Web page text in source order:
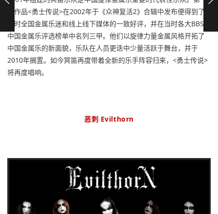
首作品<勇士传说>在2002年于《众神复活2》合辑中发布便得到了
当时全国金属乐迷和线上线下媒体的一致好评，并在当时各大BBS的
中国金属乐评选榜单中名列三甲。他们以旋律力量金属风格开拓了
中国金属乐的新面貌，乐队在人员更迭中少量活跃于舞台，并于
2010年搁置。如今冥笛再度带着全新的乐手阵容归来，<勇士传说>
将再度唱响。
恶刺 Evilthorn